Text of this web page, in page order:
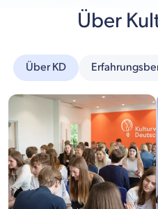
Über
Über KD